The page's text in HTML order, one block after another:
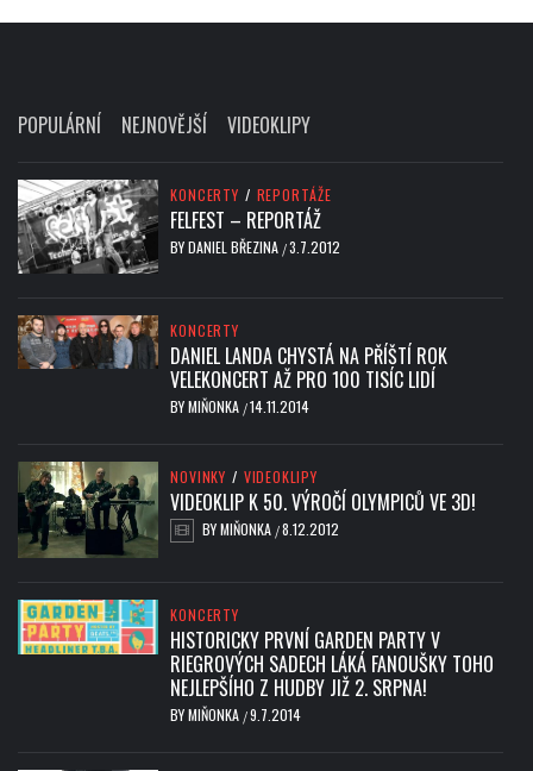
POPULÁRNÍ NEJNOVĚJŠÍ VIDEOKLIPY
KONCERTY / REPORTÁŽE
FELFEST – REPORTÁŽ
BYDANIEL BŘEZINA /3.7.2012
KONCERTY
DANIEL LANDA CHYSTÁ NA PŘÍŠTÍ ROK
VELEKONCERT AŽ PRO 100 TISÍC LIDÍ
BYMIŇONKA /14.11.2014
NOVINKY / VIDEOKLIPY
VIDEOKLIP K 50. VÝROČÍ OLYMPICŮ VE 3D!
BYMIŇONKA /8.12.2012
KONCERTY
HISTORICKY PRVNÍ GARDEN PARTY V
RIEGROVÝCH SADECH LÁKÁ FANOUŠKY TOHO
NEJLEPŠÍHO Z HUDBY JIŽ 2. SRPNA!
BYMIŇONKA /9.7.2014